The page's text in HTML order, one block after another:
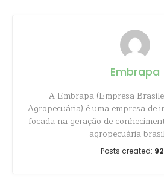
Embrapa
A Embrapa (Empresa
Agropecuária) é uma empresa de
focada na geração de
agropecuária
Posts created: